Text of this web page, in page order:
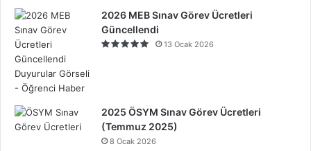
2026 MEB Sınav Görev Ücretleri
Güncellendi
13 Ocak 2026
2025 ÖSYM Sınav Görev Ücretleri
(Temmuz 2025)
8 Ocak 2026